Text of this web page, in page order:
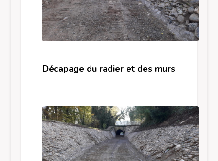
Décapage du radier et des murs